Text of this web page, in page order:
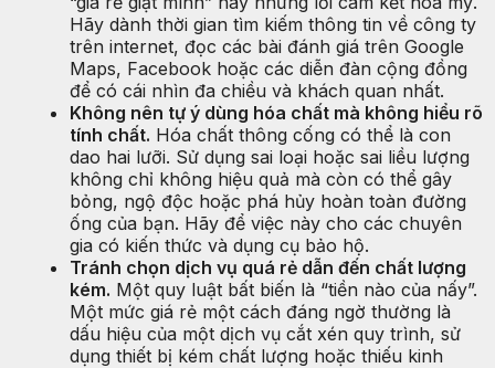
Hãy dành thời gian tìm kiếm thông tin về công ty
trên internet, đọc các bài đánh giá trên Google
Maps, Facebook hoặc các diễn đàn cộng đồng
để có cái nhìn đa chiều và khách quan nhất.
Không nên tự ý dùng hóa chất mà không hiểu rõ
tính chất. Hóa chất thông cống có thể là con
dao hai lưỡi. Sử dụng sai loại hoặc sai liều lượng
không chỉ không hiệu quả mà còn có thể gây
bỏng, ngộ độc hoặc phá hủy hoàn toàn đường
ống của bạn. Hãy để việc này cho các chuyên
gia có kiến thức và dụng cụ bảo hộ.
Tránh chọn dịch vụ quá rẻ dẫn đến chất lượng
kém. Một quy luật bất biến là “tiền nào của nấy”.
Một mức giá rẻ một cách đáng ngờ thường là
dấu hiệu của một dịch vụ cắt xén quy trình, sử
dụng thiết bị kém chất lượng hoặc thiếu kinh